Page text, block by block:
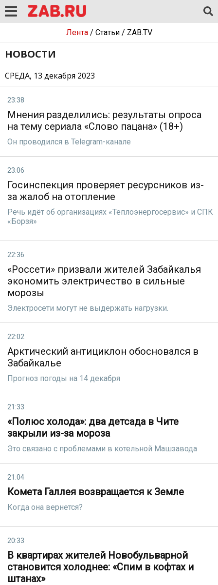
Лента/ Статьи/ ZAB.TV
НОВОСТИ
СРЕДА, 13 декабря 2023
23:38
Мнения разделились: результаты опроса
на тему сериала «Слово пацана» (18+)
Он проводился в Telegram-канале
23:06
Госинспекция проверяет ресурсников из-
за жалоб на отопление
Речь идёт об организациях «Теплоэнергосервис» и СПК
«Борзя»
22:36
«Россети» призвали жителей Забайкалья
экономить электричество в сильные
морозы
Электросети могут не выдержать нагрузки.
22:02
Арктический антициклон обосновался в
Забайкалье
Прогноз погоды на 14 декабря
21:33
«Полюс холода»: два детсада в Чите
закрыли из-за мороза
Это связано с проблемами в котельной Машзавода
21:04
Комета Галлея возвращается к Земле
Когда она вернется?
20:33
В квартирах жителей Новобульварной
становится холоднее: «Спим в кофтах и
штанах»